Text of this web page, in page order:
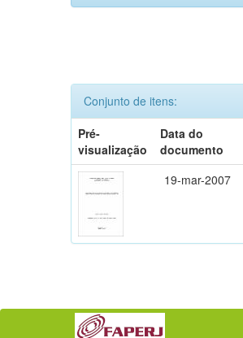
Conjunto de itens:
Pré-
visualização
Data do
documento
19-mar-2007